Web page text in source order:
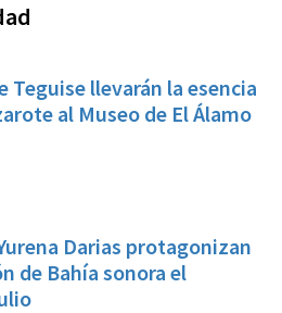
Teguise llevarán la esencia
al Museo de El Álamo
Darias protagonizan
de Bahía sonora el